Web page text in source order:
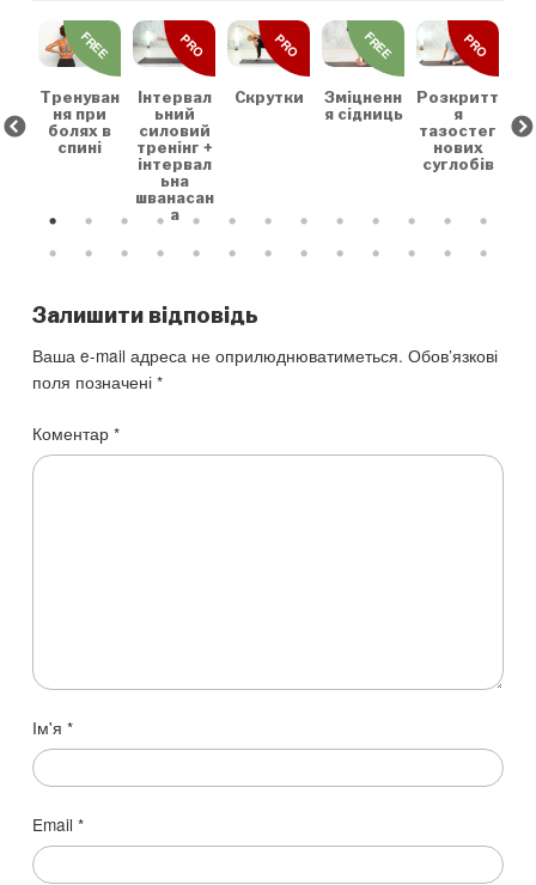
Тренуван
ня при
болях в
спині
FREE
Інтервал
ьний
силовий
тренінг +
інтервал
ьна
шванасан
а
PRO
Скрутки
PRO
Зміцненн
я сідниць
FREE
Розкритт
я
тазостег
нових
суглобів
PRO
Залишити відповідь
Ваша e-mail адреса не оприлюднюватиметься. Обов’язкові
поля позначені*
Коментар*
Ім'я*
Email*